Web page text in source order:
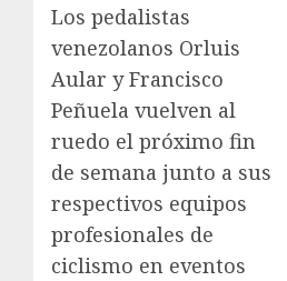
Los pedalistas
venezolanos Orluis
Aular y Francisco
Peñuela vuelven al
ruedo el próximo fin
de semana junto a sus
respectivos equipos
profesionales de
ciclismo en eventos